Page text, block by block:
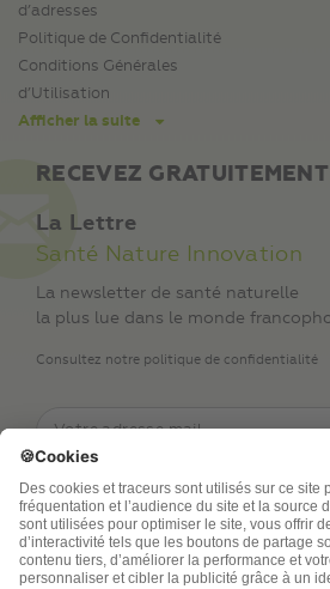
d’adresses
Politique de Confidentialité
Conditions Générales
d’Utilisation
Afficher la suite
RECEVEZ GRATUITEMENT
La Lettre
Santé Nature Innovation
La newsletter de santé naturelle
la plus lue dans le monde
Consultez notre politique de confidentialité
TSA Publications SA collecte
adresse de messagerie
téléphone afin de répondre